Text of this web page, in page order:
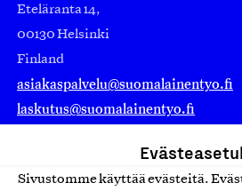
Sivustomme käyttää evästeitä.
Eteläranta 14,
00130 Helsinki
Finland
asiakaspalvelu@suomalainentyo.fi
laskutus@suomalainentyo.fi